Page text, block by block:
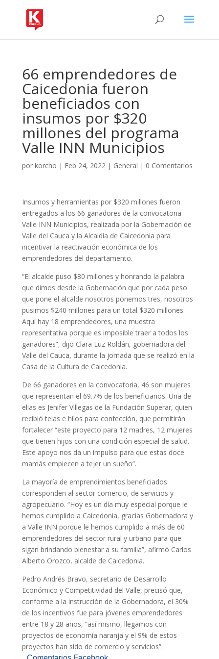
66 emprendedores de
Caicedonia fueron
beneficiados con
insumos por $320
millones del programa
Valle INN Municipios
por korcho | Feb 24, 2022| General | 0 Comentarios
Insumos y herramientas por $320 millones fueron
entregados a los 66 ganadores de la convocatoria
Valle INN Municipios, realizada por la Gobernación de
Valle del Cauca y la Alcaldía de Caicedonia para
incentivar la reactivación económica de los
emprendedores del departamento.
“El alcalde puso $80 millones y honrando la palabra
que dimos desde la Gobernación que por cada peso
que pone el alcalde nosotros ponemos tres, nosotros
pusimos $240 millones para un total $320 millones.
Aquí hay 18 emprendedores, una muestra
representativa porque es imposible traer a todos los
ganadores”, dijo Clara Luz Roldán, gobernadora del
Valle del Cauca, durante la jornada que se realizó en la
Casa de la Cultura de Caicedonia.
De 66 ganadores en la convocatoria, 46 son mujeres
que representan el 69.7% de los beneficiarios. Una de
ellas es Jenifer Villegas de la Fundación Superar, quien
recibió telas e hilos para confección, que permitirán
fortalecer “este proyecto para 12 madres, 12 mujeres
que tienen hijos con una condición especial de salud.
Este apoyo nos da un impulso para que estas doce
mamás empiecen a tejer un sueño”.
La mayoría de emprendimientos beneficiados
corresponden al sector comercio, de servicios y
agropecuario. “Hoy es un día muy especial porque le
hemos cumplido a Caicedonia, gracias Gobernadora y
a Valle INN porque le hemos cumplido a más de 60
emprendedores del sector rural y urbano para que
sigan brindando bienestar a su familia”, afirmó Carlos
Alberto Orozco, alcalde de Caicedonia.
Pedro Andrés Bravo, secretario de Desarrollo
Económico y Competitividad del Valle, precisó que,
conforme a la instrucción de la Gobernadora, el 30%
de los incentivos fue para jóvenes emprendedores
entre 18 y 28 años, “así mismo, llegamos con
proyectos de economía naranja y el 9% de estos
proyectos han sido de comercio y servicios”.